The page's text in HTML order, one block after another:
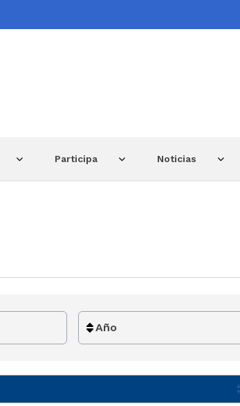
Participa Noticias
Año